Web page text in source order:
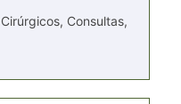
Consultas,